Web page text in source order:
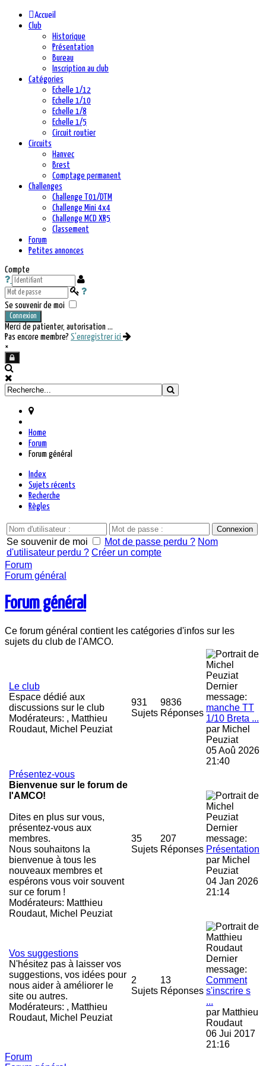
Accueil
Club
Historique
Présentation
Bureau
Inscription au club
Catégories
Echelle 1/12
Echelle 1/10
Echelle 1/8
Echelle 1/5
Circuit routier
Circuits
Hanvec
Brest
Comptage permanent
Challenges
Challenge T01/DTM
Challenge Mini 4x4
Challenge MCD XR5
Classement
Forum
Petites annonces
Compte
Se souvenir de moi
Connexion
Merci de patienter, autorisation ...
Pas encore membre? S'enregistrer ici
×
Home
Forum
Forum général
Index
Sujets récents
Recherche
Règles
Se souvenir de moi Mot de passe perdu ? Nom
d'utilisateur perdu ? Créer un compte
Forum
Forum général
Forum général
Ce forum général contient les catégories d'infos sur les
sujets du club de l'AMCO.
Le club
Espace dédié aux
discussions sur le club
Modérateurs: , Matthieu
Roudaut, Michel Peuziat
931
Sujets
9836
Réponses
Dernier
message:
manche TT
1/10 Breta ...
par Michel
Peuziat
05 Aoû 2026
21:40
Présentez-vous
Bienvenue sur le forum de
l'AMCO!
Dites en plus sur vous,
présentez-vous aux
membres.
Nous souhaitons la
bienvenue à tous les
nouveaux membres et
espérons vous voir souvent
sur ce forum !
Modérateurs: Matthieu
Roudaut, Michel Peuziat
35
Sujets
207
Réponses
Dernier
message:
Présentation
par Michel
Peuziat
04 Jan 2026
21:14
Vos suggestions
N'hésitez pas à laisser vos
suggestions, vos idées pour
nous aider à améliorer le
site ou autres.
Modérateurs: , Matthieu
Roudaut, Michel Peuziat
2
Sujets
13
Réponses
Dernier
message:
Comment
s'inscrire s
...
par Matthieu
Roudaut
06 Jui 2017
21:16
Forum